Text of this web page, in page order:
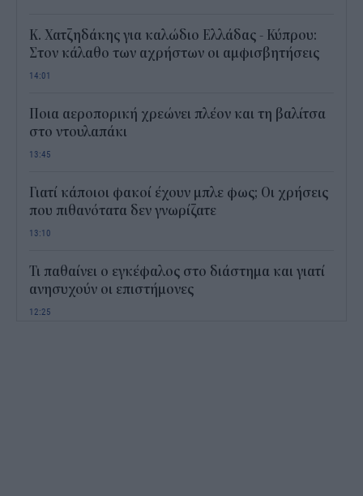
Κ. Χατζηδάκης για καλώδιο Ελλάδας - Κύπρου:
Στον κάλαθο των αχρήστων οι αμφισβητήσεις
14:01
Ποια αεροπορική χρεώνει πλέον και τη βαλίτσα
στο ντουλαπάκι
13:45
Γιατί κάποιοι φακοί έχουν μπλε φως; Οι χρήσεις
που πιθανότατα δεν γνωρίζατε
13:10
Τι παθαίνει ο εγκέφαλος στο διάστημα και γιατί
ανησυχούν οι επιστήμονες
12:25